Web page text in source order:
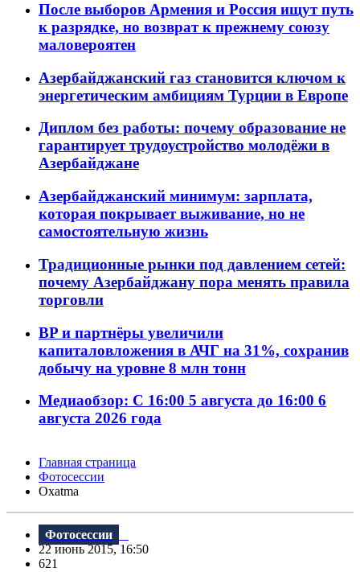
После выборов Армения и Россия ищут путь
к разрядке, но возврат к прежнему союзу
маловероятен
Азербайджанский газ становится ключом к
энергетическим амбициям Турции в Европе
Диплом без работы: почему образование не
гарантирует трудоустройство молодёжи в
Азербайджане
Азербайджанский минимум: зарплата,
которая покрывает выживание, но не
самостоятельную жизнь
Традиционные рынки под давлением сетей:
почему Азербайджану пора менять правила
торговли
BP и партнёры увеличили
капиталовложения в АЧГ на 31%, сохранив
добычу на уровне 8 млн тонн
Медиаобзор: С 16:00 5 августа до 16:00 6
августа 2026 года
Главная страница
Фотосессии
Oxatma
Фотосессии
22 июнь 2015, 16:50
621